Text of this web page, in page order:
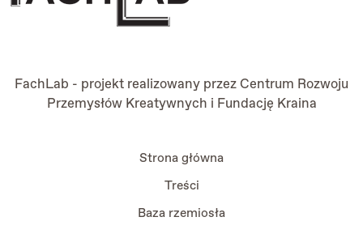
FachLab - projekt realizowany przezCentrum Rozwoju
Przemysłów Kreatywnych i Fundację Kraina
Strona główna
Treści
Baza rzemiosła